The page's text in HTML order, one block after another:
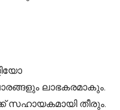
ലാഭകരമാകും.
സഹായകമായി തീരും.